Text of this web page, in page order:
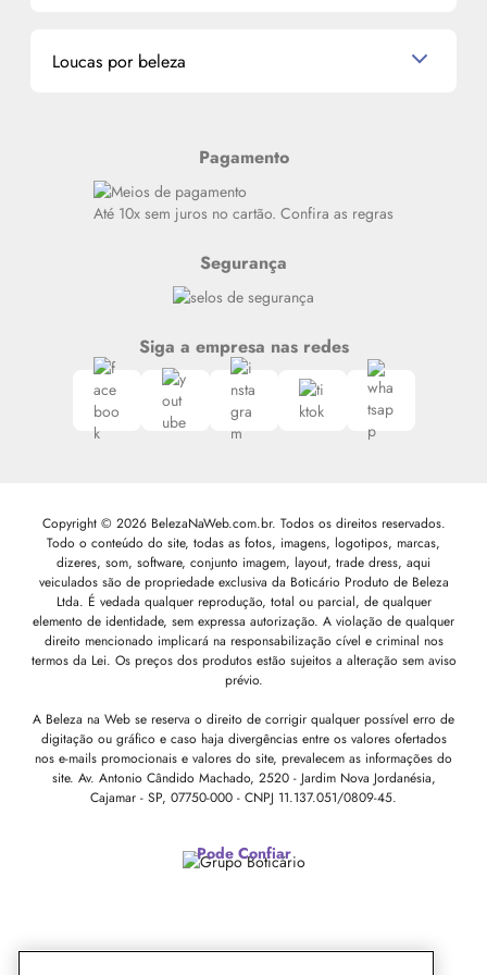
Miniaturas de Produtos de Cabelo
Meus endereços
Loucas por beleza
Siga nosso canal no Whatsapp
Pagamento
Até 10x sem juros no cartão. Confira as regras
Segurança
Siga a empresa nas redes
Copyright © 2026 BelezaNaWeb.com.br. Todos os direitos reservados.
Todo o conteúdo do site, todas as fotos, imagens, logotipos, marcas,
dizeres, som, software, conjunto imagem, layout, trade dress, aqui
veiculados são de propriedade exclusiva da Boticário Produto de Beleza
Ltda. É vedada qualquer reprodução, total ou parcial, de qualquer
elemento de identidade, sem expressa autorização. A violação de qualquer
direito mencionado implicará na responsabilização cível e criminal nos
termos da Lei. Os preços dos produtos estão sujeitos a alteração sem aviso
prévio.
A Beleza na Web se reserva o direito de corrigir qualquer possível erro de
digitação ou gráfico e caso haja divergências entre os valores ofertados
nos e-mails promocionais e valores do site, prevalecem as informações do
site. Av. Antonio Cândido Machado, 2520 - Jardim Nova Jordanésia,
Cajamar - SP, 07750-000 - CNPJ 11.137.051/0809-45.
Pode Confiar